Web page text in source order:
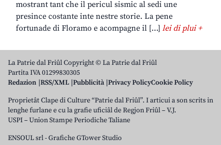
mostrant tant che il pericul sismic al sedi une
presince costante inte nestre storie. La pene
fortunade di Floramo e acompagne il […] lei di plui +
La Patrie dal Friûl Copyright © La Patrie dal Friûl
Partita IVA 01299830305
Redazion RSS/XML Pubblicità Privacy PolicyCookie Policy
Proprietât Clape di Culture “Patrie dal Friûl”. I articui a son scrits in
lenghe furlane e cu la grafie uficiâl de Regjon Friûl – V.J.
USPI – Union Stampe Periodiche Taliane
ENSOUL srl-Grafiche GTower Studio